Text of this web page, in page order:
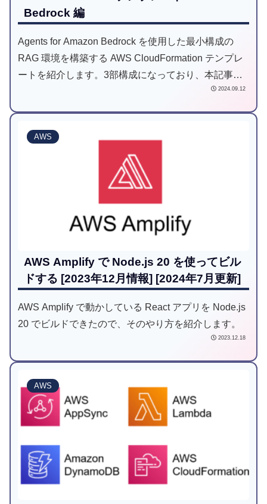
Bedrock 編
Agents for Amazon Bedrock を使用した最小構成の
RAG 環境を構築する AWS CloudFormation テンプレ
ートを紹介します。3部構成になっており、本記事は3
2024.09.12
AWS
AWS Amplify で Node.js 20 を使ってビル
ドする [2023年12月情報] [2024年7月更新]
AWS Amplify で動かしている React アプリを Node.js
20 でビルドできたので、そのやり方を紹介します。
2023.12.18
AWS